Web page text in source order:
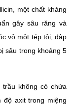
một chất kháng
gây sâu răng và
vỏ một tép tỏi, đập
sâu trong khoảng 5
không có chứa
độ axit trong miệng